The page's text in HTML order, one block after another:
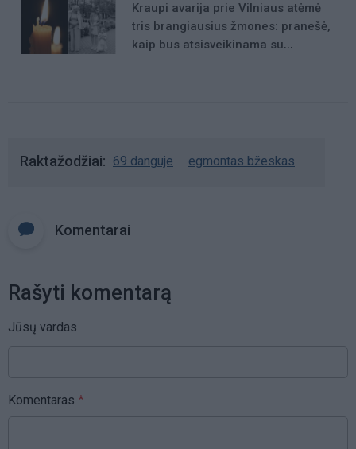
Kraupi avarija prie Vilniaus atėmė
tris brangiausius žmones: pranešė,
kaip bus atsisveikinama su
Raktažodžiai 69 danguje egmontas bžeskas
Komentarai
Rašyti komentarą
Jūsų vardas
Komentaras